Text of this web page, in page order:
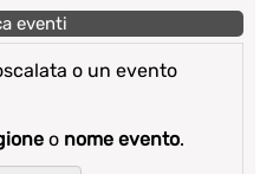
eventi
o un evento
o nome evento.